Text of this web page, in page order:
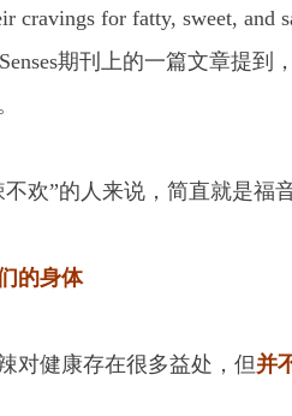
cravings for fatty, sweet, and
期刊上的一篇文章提
欢”的人来说，简直就是福
的身体
对健康存在很多益处，但并